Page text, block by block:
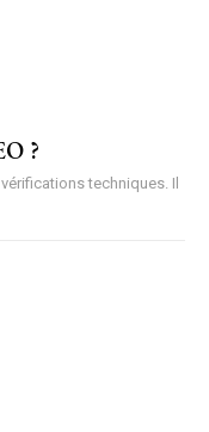
?
techniques. Il